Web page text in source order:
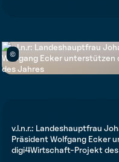
©
v.l.n.r.: Landeshauptfrau
Präsident Wolfgang Ecker
digi4Wirtschaft-Projekt